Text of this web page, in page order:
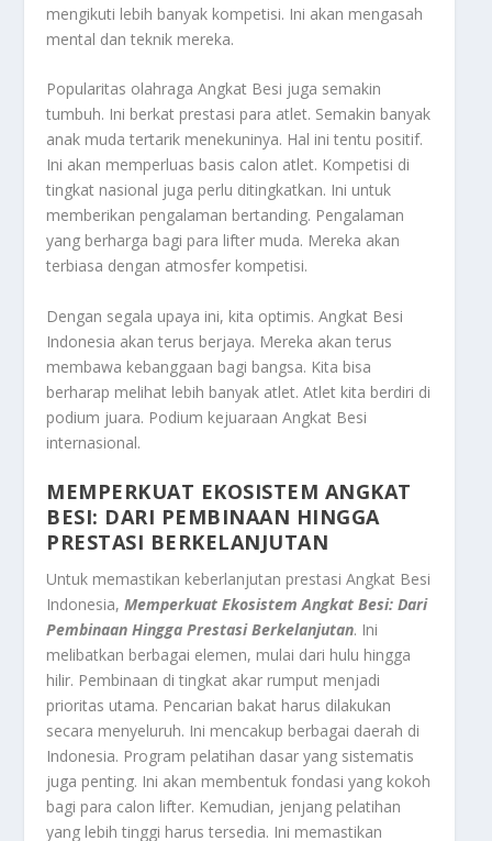
mengikuti lebih banyak kompetisi. Ini akan mengasah
mental dan teknik mereka.
Popularitas olahraga Angkat Besi juga semakin
tumbuh. Ini berkat prestasi para atlet. Semakin banyak
anak muda tertarik menekuninya. Hal ini tentu positif.
Ini akan memperluas basis calon atlet. Kompetisi di
tingkat nasional juga perlu ditingkatkan. Ini untuk
memberikan pengalaman bertanding. Pengalaman
yang berharga bagi para lifter muda. Mereka akan
terbiasa dengan atmosfer kompetisi.
Dengan segala upaya ini, kita optimis. Angkat Besi
Indonesia akan terus berjaya. Mereka akan terus
membawa kebanggaan bagi bangsa. Kita bisa
berharap melihat lebih banyak atlet. Atlet kita berdiri di
podium juara. Podium kejuaraan Angkat Besi
internasional.
MEMPERKUAT EKOSISTEM ANGKAT
BESI: DARI PEMBINAAN HINGGA
PRESTASI BERKELANJUTAN
Untuk memastikan keberlanjutan prestasi Angkat Besi
Indonesia,Memperkuat Ekosistem Angkat Besi: Dari
Pembinaan Hingga Prestasi Berkelanjutan. Ini
melibatkan berbagai elemen, mulai dari hulu hingga
hilir. Pembinaan di tingkat akar rumput menjadi
prioritas utama. Pencarian bakat harus dilakukan
secara menyeluruh. Ini mencakup berbagai daerah di
Indonesia. Program pelatihan dasar yang sistematis
juga penting. Ini akan membentuk fondasi yang kokoh
bagi para calon lifter. Kemudian, jenjang pelatihan
yang lebih tinggi harus tersedia. Ini memastikan